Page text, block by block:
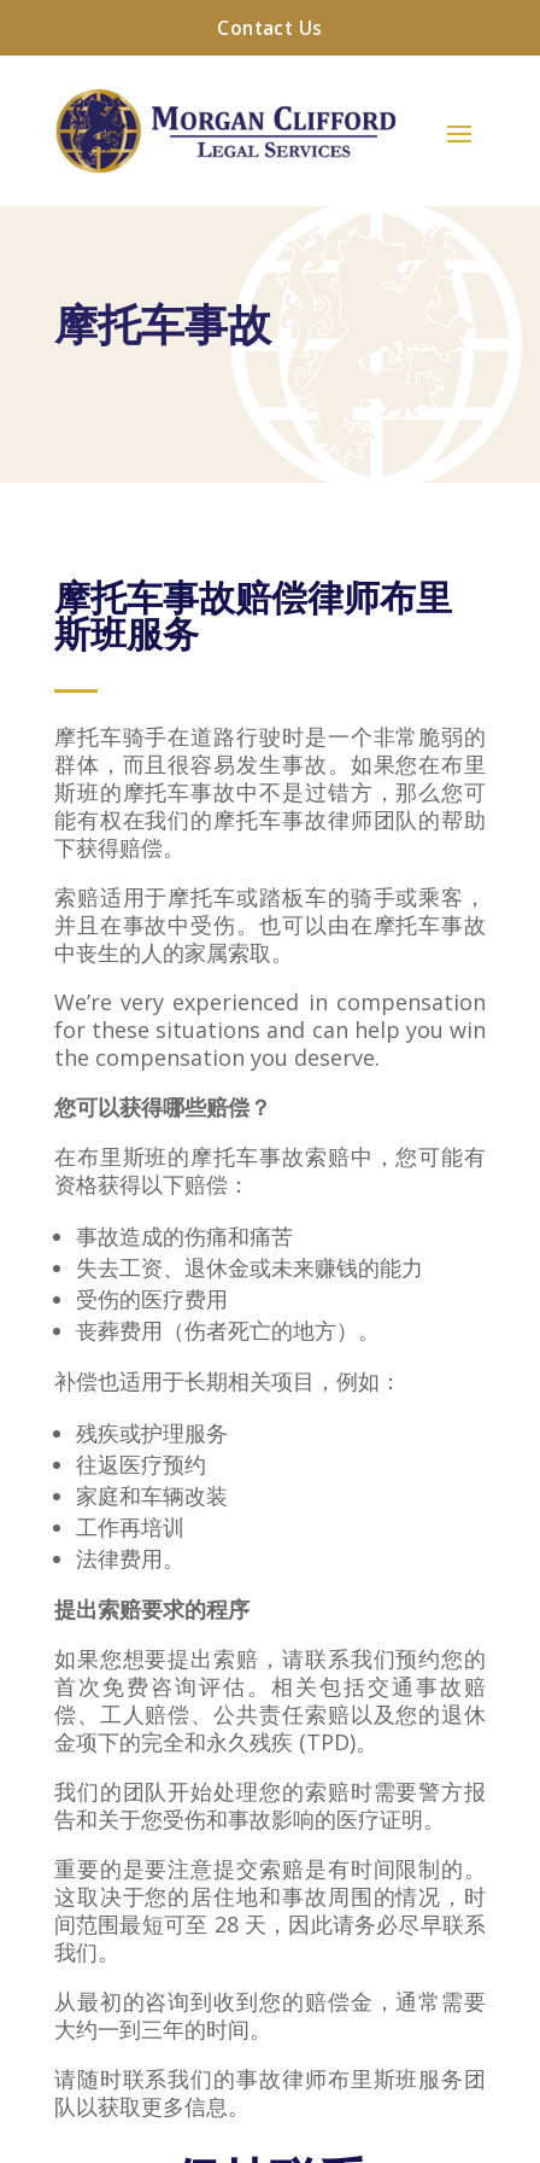
Contact Us
摩托车事故
摩托车事故赔偿律师布里
斯班服务
摩托车骑手在道路行驶时是一个非常脆弱的
群体，而且很容易发生事故。如果您在布里
斯班的摩托车事故中不是过错方，那么您可
能有权在我们的摩托车事故律师团队的帮助
下获得赔偿。
索赔适用于摩托车或踏板车的骑手或乘客，
并且在事故中受伤。也可以由在摩托车事故
中丧生的人的家属索取。
We’re very experienced in compensation
for these situations and can help you win
the compensation you deserve.
您可以获得哪些赔偿？
在布里斯班的摩托车事故索赔中，您可能有
资格获得以下赔偿：
事故造成的伤痛和痛苦
失去工资、退休金或未来赚钱的能力
受伤的医疗费用
丧葬费用（伤者死亡的地方）。
补偿也适用于长期相关项目，例如：
残疾或护理服务
往返医疗预约
家庭和车辆改装
工作再培训
法律费用。
提出索赔要求的程序
如果您想要提出索赔，请联系我们预约您的
首次免费咨询评估。相关包括交通事故赔
偿、工人赔偿、公共责任索赔以及您的退休
金项下的完全和永久残疾 (TPD)。
我们的团队开始处理您的索赔时需要警方报
告和关于您受伤和事故影响的医疗证明。
重要的是要注意提交索赔是有时间限制的。
这取决于您的居住地和事故周围的情况，时
间范围最短可至 28 天，因此请务必尽早联系
我们。
从最初的咨询到收到您的赔偿金，通常需要
大约一到三年的时间。
请随时联系我们的事故律师布里斯班服务团
队以获取更多信息。